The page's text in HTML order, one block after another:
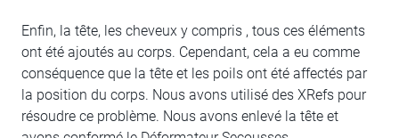
Enfin, la tête, les cheveux y compris , tous ces éléments
ont été ajoutés au corps. Cependant, cela a eu comme
conséquence que la tête et les poils ont été affectés par
la position du corps. Nous avons utilisé des XRefs pour
résoudre ce problème. Nous avons enlevé la tête et